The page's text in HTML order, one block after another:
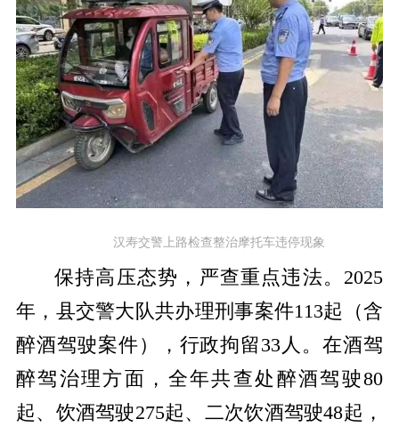
汉寿交警上路检查整治摩托车违停现象
保持高压态势，严查重点违法。 2025
年，县交警大队共办理刑事案件113起（含
醉酒驾驶案件），行政拘留33人 。在酒驾
醉驾治理方面，全年共查处醉酒驾驶80
起、饮酒驾驶275起、二次饮酒驾驶48起，